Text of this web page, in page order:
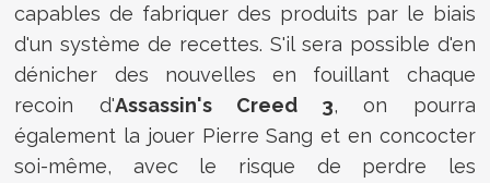
capables de fabriquer des produits par le biais
d'un système de recettes. S'il sera possible d'en
dénicher des nouvelles en fouillant chaque
recoin d'Assassin's Creed 3, on pourra
également la jouer Pierre Sang et en concocter
soi-même, avec le risque de perdre les